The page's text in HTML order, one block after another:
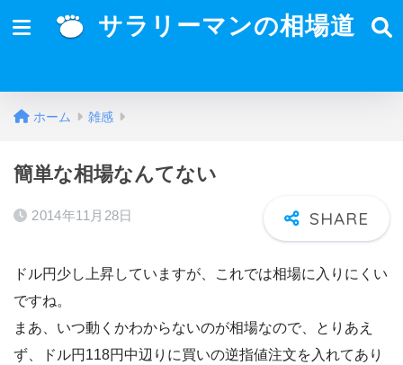
サラリーマンの相場道
ホーム 雑感
簡単な相場なんてない
2014年11月28日
ドル円少し上昇していますが、これでは相場に入りにくい
ですね。
まあ、いつ動くかわからないのが相場なので、とりあえ
ず、ドル円118円中辺りに買いの逆指値注文を入れてあり